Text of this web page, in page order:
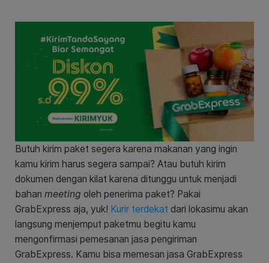
Butuh kirim paket segera karena makanan yang ingin
kamu kirim harus segera sampai? Atau butuh kirim
dokumen dengan kilat karena ditunggu untuk menjadi
bahan meeting oleh penerima paket? Pakai
GrabExpress aja, yuk! Kurir terdekat dari lokasimu akan
langsung menjemput paketmu begitu kamu
mengonfirmasi pemesanan jasa pengiriman
GrabExpress. Kamu bisa memesan jasa GrabExpress